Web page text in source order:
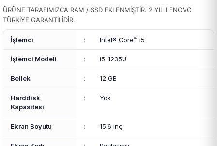
ÜRÜNE TARAFIMIZCA RAM / SSD EKLENMİŞTİR. 2 YIL LENOVO
TÜRKİYE GARANTİLİDİR.
İşlemci : Intel® Core™ i5
İşlemci Modeli : i5-1235U
Bellek : 12 GB
Harddisk
Kapasitesi
: Yok
Ekran Boyutu : 15.6 inç